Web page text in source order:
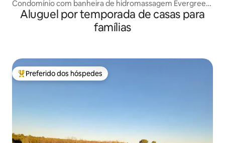
Condomínio com banheira de hidromassagem Evergreen
Hill B junto ao Parque Estadual Pen
Aluguel por temporada de casas para
famílias
Entre os melhores preferidos dos hóspedes
Preferido dos hóspedes